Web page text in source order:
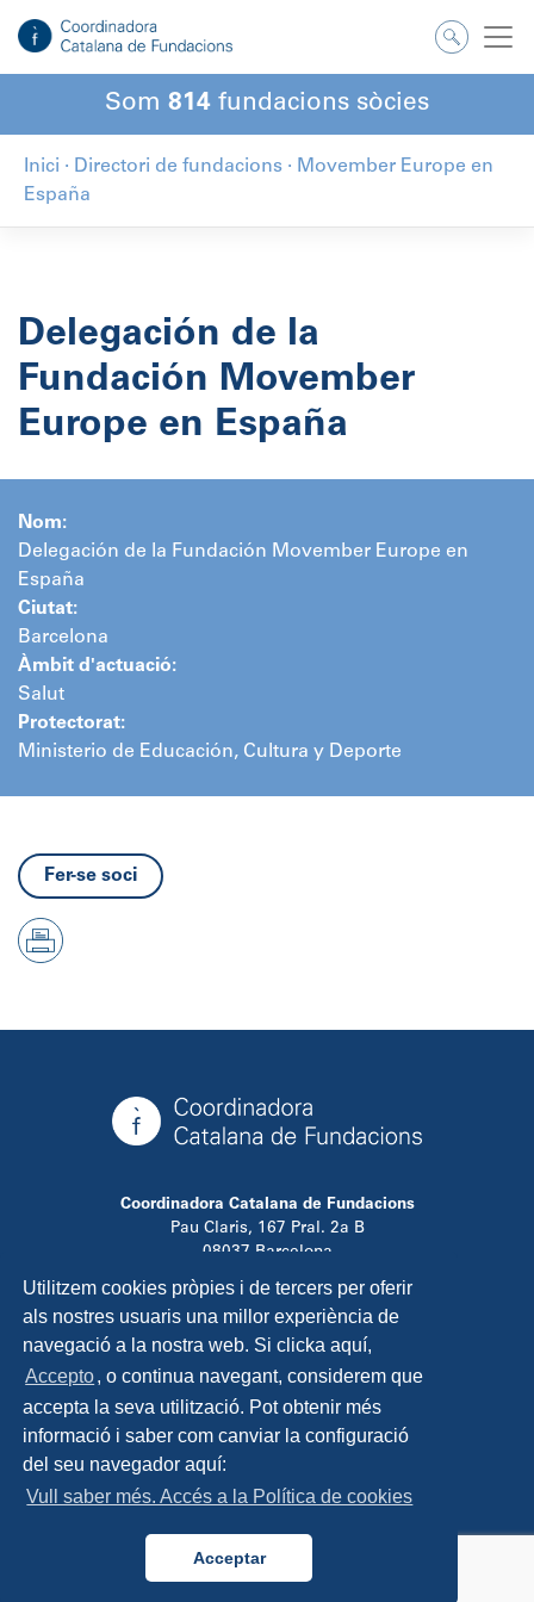
Utilitzem cookies pròpies i de tercers per oferir
als nostres usuaris una millor experiència de
navegació a la nostra web. Si clicka aquí,
Accepto, o continua navegant, considerem que
accepta la seva utilització. Pot obtenir més
informació i saber com canviar la configuració
del seu navegador aquí:
Vull saber més. Accés a la Política de cookies
Acceptar
contingut
Som 814 fundacions sòcies
Inici · Directori de fundacions · Movember Europe en
España
Delegación de la
Fundación Movember
Europe en España
Nom:
Delegación de la Fundación Movember Europe en
España
Ciutat:
Barcelona
Àmbit d'actuació:
Salut
Protectorat:
Ministerio de Educación, Cultura y Deporte
Fer-se soci
Coordinadora Catalana de Fundacions
Pau Claris, 167 Pral. 2a B
08037 Barcelona
T. 934 881 480
info@ccfundacions.cat
Contacta
Política de privadesa
Política de cookies